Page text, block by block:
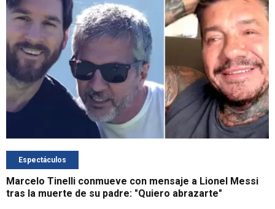
Espectáculos
Marcelo Tinelli conmueve con mensaje a Lionel Messi
tras la muerte de su padre: "Quiero abrazarte"